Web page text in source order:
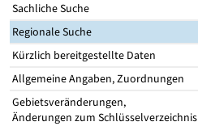
Sachliche Suche
Regionale Suche
Kürzlich bereitgestellte Daten
Allgemeine Angaben, Zuordnungen
Gebietsveränderungen,
Änderungen zum Schlüsselverzeichnis